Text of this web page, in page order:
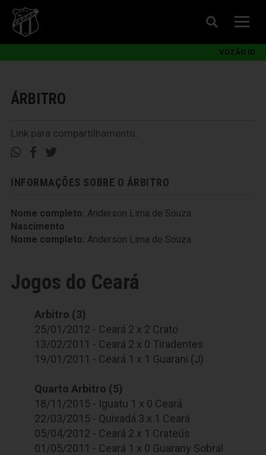
VOZÃO ID
ÁRBITRO
Link para compartilhamento:
INFORMAÇÕES SOBRE O ÁRBITRO
Nome completo: Anderson Lima de Souza
Nascimento
Nome completo: Anderson Lima de Souza
Jogos do Ceará
Arbitro (3)
25/01/2012 - Ceará 2 x 2 Crato
13/02/2011 - Ceará 2 x 0 Tiradentes
19/01/2011 - Ceará 1 x 1 Guarani (J)
Quarto Arbitro (5)
18/11/2015 - Iguatu 1 x 0 Ceará
22/03/2015 - Quixadá 3 x 1 Ceará
05/04/2012 - Ceará 2 x 1 Crateús
01/05/2011 - Ceará 1 x 0 Guarany Sobral